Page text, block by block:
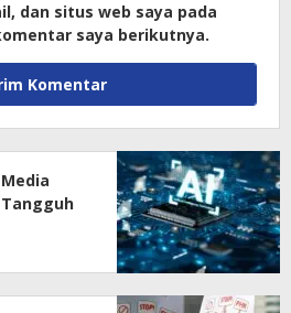
dan situs web saya pada
saya berikutnya.